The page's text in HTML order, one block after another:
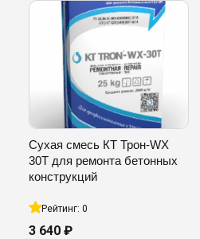
Сухая смесь КТ Трон-WX
30T для ремонта бетонных
конструкций
Рейтинг: 0
3 640 ₽